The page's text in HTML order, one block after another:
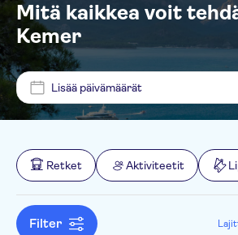
Mitä kaikkea voit
Kemer
Lisää päivämäärät
Min. € Maks.
Nouto hotellilta
TUI Magic Life Beldibi
Sailor's Beach Club
Karmir Resort & Spa Hotel
Nirvana Dolce Vita
Lippuvaihtoehdot
Ilmainen peruutus
Ateria sisältyy
Kategoriat
Retket
Nähtävyydet ja perinteet
Kaupunki
Kulttuuri ja historia
Aktiviteetit
Ulkoiluaktiviteetit
Liput ja tapahtumat
Aktiviteetin kieli
English
Retket Aktiviteetit
Filter